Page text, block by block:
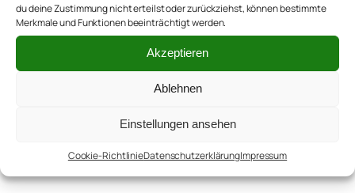
du deine Zustimmung nicht erteilst oder zurückziehst, können bestimmte
Merkmale und Funktionen beeinträchtigt werden.
Akzeptieren
Ablehnen
Einstellungen ansehen
Cookie-RichtlinieDatenschutzerklärungImpressum
und Organisatorin von
#einRadfuerKai. Bildet seitdem
mit Kai und ihrem Mann Thomas
#teamsutsche. Schreibt sonst
auf verschiedenen
anderen Blogs.